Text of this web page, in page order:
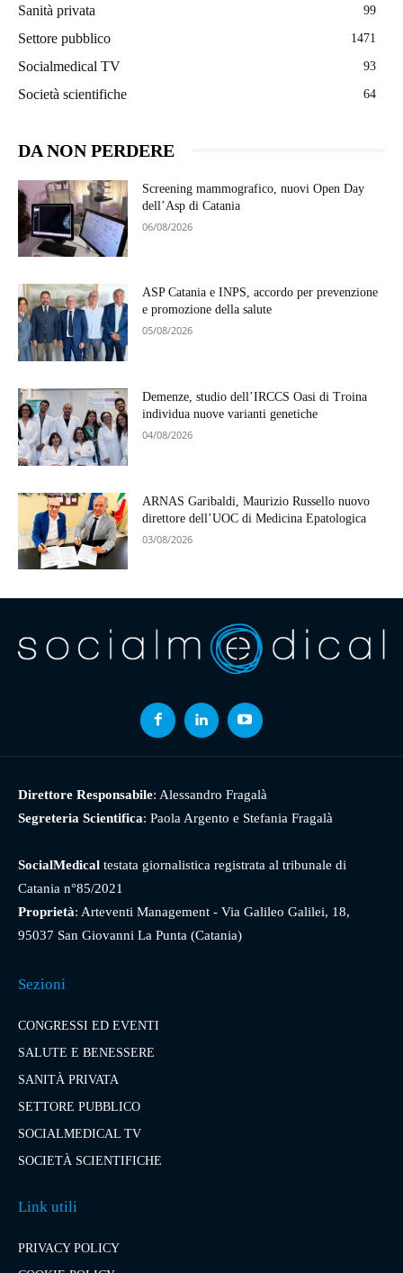
Sanità privata 99
Settore pubblico 1471
Socialmedical TV 93
Società scientifiche 64
DA NON PERDERE
Screening mammografico, nuovi Open Day
dell’Asp di Catania
06/08/2026
ASP Catania e INPS, accordo per prevenzione
e promozione della salute
05/08/2026
Demenze, studio dell’IRCCS Oasi di Troina
individua nuove varianti genetiche
04/08/2026
ARNAS Garibaldi, Maurizio Russello nuovo
direttore dell’UOC di Medicina Epatologica
03/08/2026
Direttore Responsabile: Alessandro Fragalà
Segreteria Scientifica: Paola Argento e Stefania Fragalà
SocialMedical testata giornalistica registrata al tribunale di
Catania n°85/2021
Proprietà: Arteventi Management - Via Galileo Galilei, 18,
95037 San Giovanni La Punta (Catania)
Sezioni
CONGRESSI ED EVENTI
SALUTE E BENESSERE
SANITÀ PRIVATA
SETTORE PUBBLICO
SOCIALMEDICAL TV
SOCIETÀ SCIENTIFICHE
Link utili
PRIVACY POLICY